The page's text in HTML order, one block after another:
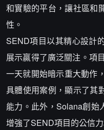
和實驗的平台，讓社區和
性。
SEND項目以其精心設計
展示贏得了廣泛關注。項
一天就開始暗示重大動作
具體使用案例，顯示了其
能力。此外，Solana創始
增強了SEND項目的公信